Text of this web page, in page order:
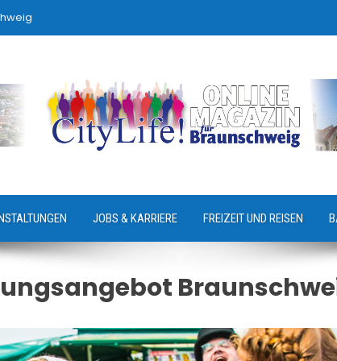
JOBS & KARRIERE FREIZEIT UND REISEN